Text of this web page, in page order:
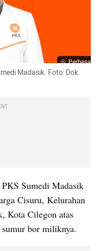
Perbesar
Madasik. Foto: Dok.
Sumedi Madasik
Cisuru, Kelurahan
Kota Cilegon atas
bor miliknya.